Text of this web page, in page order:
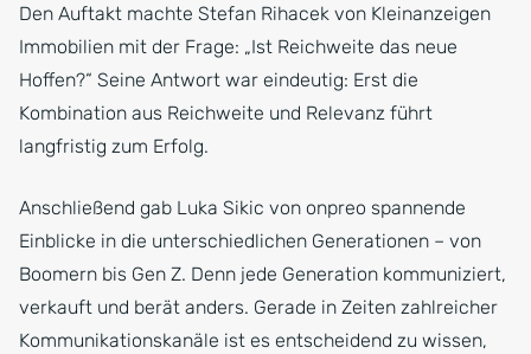
Den Auftakt machte Stefan Rihacek von Kleinanzeigen
Immobilien mit der Frage: „Ist Reichweite das neue
Hoffen?“ Seine Antwort war eindeutig: Erst die
Kombination aus Reichweite und Relevanz führt
langfristig zum Erfolg.
Anschließend gab Luka Sikic von onpreo spannende
Einblicke in die unterschiedlichen Generationen – von
Boomern bis Gen Z. Denn jede Generation kommuniziert,
verkauft und berät anders. Gerade in Zeiten zahlreicher
Kommunikationskanäle ist es entscheidend zu wissen,